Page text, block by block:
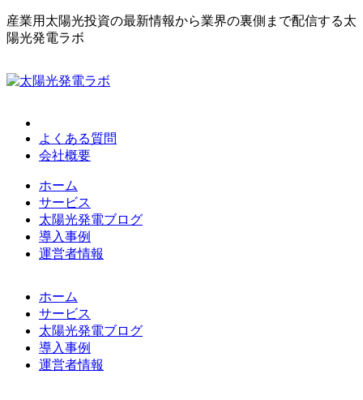
産業用太陽光投資の最新情報から業界の裏側まで配信する太
陽光発電ラボ
よくある質問
会社概要
ホーム
サービス
太陽光発電ブログ
導入事例
運営者情報
ホーム
サービス
太陽光発電ブログ
導入事例
運営者情報